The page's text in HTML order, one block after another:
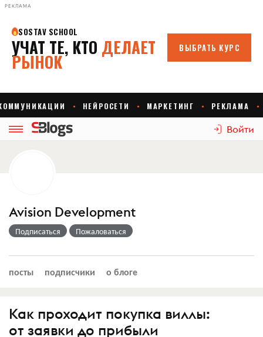
РЕКЛАМА
Войти
Avision Development
Подписаться Пожаловаться
посты подписчики о блоге
Как проходит покупка виллы:
от заявки до прибыли